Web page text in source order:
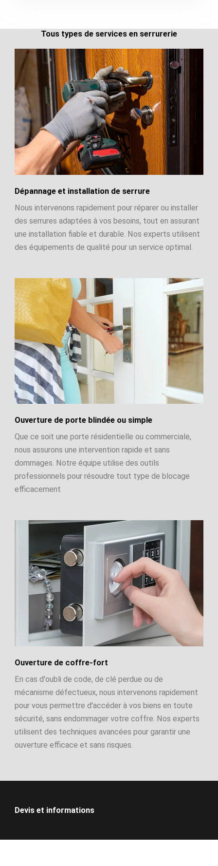
Tous types de services en serrurerie
Dépannage et installation de serrure
Nous intervenons rapidement pour réparer ou installer
des serrures adaptées à vos besoins, tout en assurant
une installation fiable et durable. Nos experts utilisent
des équipements de qualité pour un service optimal.
Ouverture de porte blindée ou simple
Que ce soit une porte résidentielle ou commerciale,
nous assurons une intervention rapide et sans
dommages. Notre équipe utilise des outils
professionnels pour résoudre tout type de blocage
efficacement
Ouverture de coffre-fort
En cas d'oubli de code, de clé perdue ou de
mécanisme défectueux, nous intervenons rapidement
pour vous permettre d'accéder à vos biens en toute
sécurité, sans endommager votre coffre. Nos experts
utilisent des techniques avancées pour garantir une
ouverture efficace et sans risques.
Devis et informations